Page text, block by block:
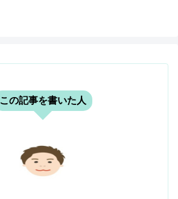
この記事を書いた人